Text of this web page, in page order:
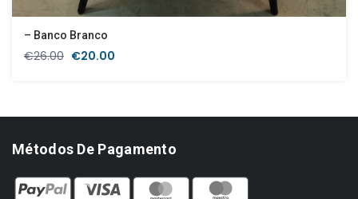
– Banco Branco
€26.00 O
€26.00.
€20.00
€20.00.
Métodos De Pagamento